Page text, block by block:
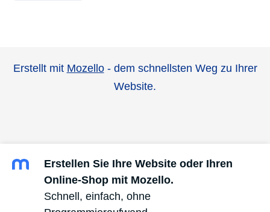
Erstellt mit Mozello- dem schnellsten Weg zu Ihrer
Website.
Erstellen Sie Ihre Website oder Ihren
Online-Shop mit Mozello.
Schnell, einfach, ohne